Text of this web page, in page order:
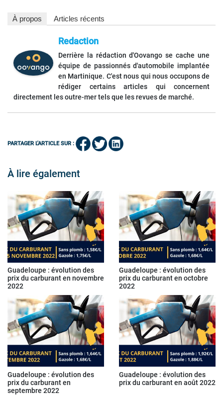
À propos Articles récents
Redaction
Derrière la rédaction d'Oovango se cache une
équipe de passionnés d'automobile implantée
en Martinique. C'est nous qui nous occupons de
rédiger certains articles qui concernent
directement les outre-mer tels que les revues de marché.
PARTAGER L'ARTICLE SUR :
À lire également
Guadeloupe : évolution des
prix du carburant en novembre
2022
Guadeloupe : évolution des
prix du carburant en octobre
2022
Guadeloupe : évolution des
prix du carburant en
septembre 2022
Guadeloupe : évolution des
prix du carburant en août 2022